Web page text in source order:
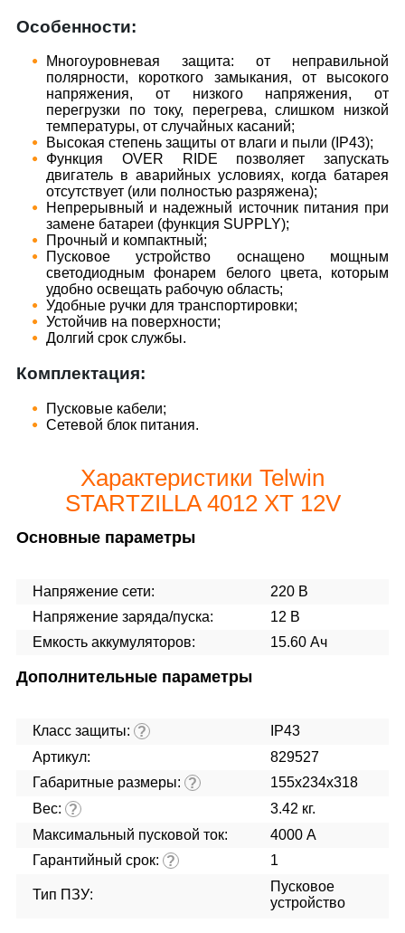
Особенности:
Многоуровневая защита: от неправильной
полярности, короткого замыкания, от высокого
напряжения, от низкого напряжения, от
перегрузки по току, перегрева, слишком низкой
температуры, от случайных касаний;
Высокая степень защиты от влаги и пыли (IP43);
Функция OVER RIDE позволяет запускать
двигатель в аварийных условиях, когда батарея
отсутствует (или полностью разряжена);
Непрерывный и надежный источник питания при
замене батареи (функция SUPPLY);
Прочный и компактный;
Пусковое устройство оснащено мощным
светодиодным фонарем белого цвета, которым
удобно освещать рабочую область;
Удобные ручки для транспортировки;
Устойчив на поверхности;
Долгий срок службы.
Комплектация:
Пусковые кабели;
Сетевой блок питания.
Характеристики Telwin
STARTZILLA 4012 XT 12V
Основные параметры
Напряжение сети:
220 В
Напряжение заряда/пуска:
12 В
Емкость аккумуляторов:
15.60 Ач
Дополнительные параметры
Класс защиты: ?
IP43
Артикул:
829527
Габаритные размеры: ?
155x234x318
Вес: ?
3.42 кг.
Максимальный пусковой ток:
4000 А
Гарантийный срок: ? 1
Тип ПЗУ:
Пусковое
устройство